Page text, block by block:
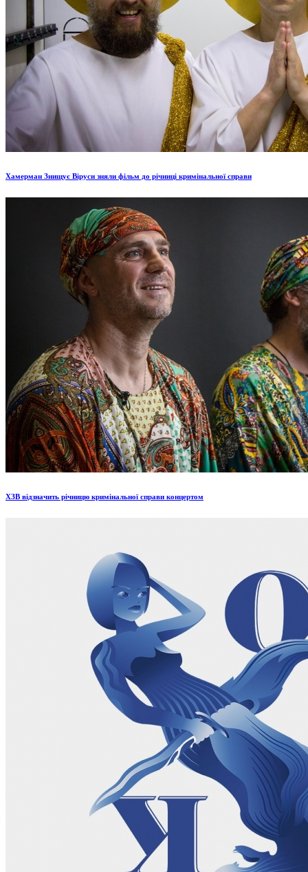
Хамерман Знищує Віруси зняли фільм до річниці кримінальної справи
ХЗВ відзначить річницю кримінальної справи концертом